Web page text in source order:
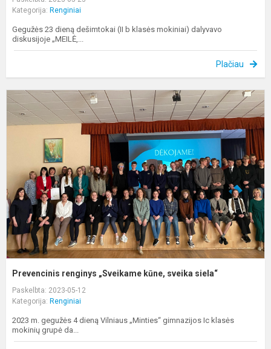
Kategorija: Renginiai
Gegužės 23 dieną dešimtokai (II b klasės mokiniai) dalyvavo
diskusijoje „MEILĖ,...
Plačiau
Prevencinis renginys „Sveikame kūne, sveika siela“
Paskelbta: 2023-05-12
Kategorija: Renginiai
2023 m. gegužės 4 dieną Vilniaus „Minties“ gimnazijos Ic klasės
mokinių grupė da...